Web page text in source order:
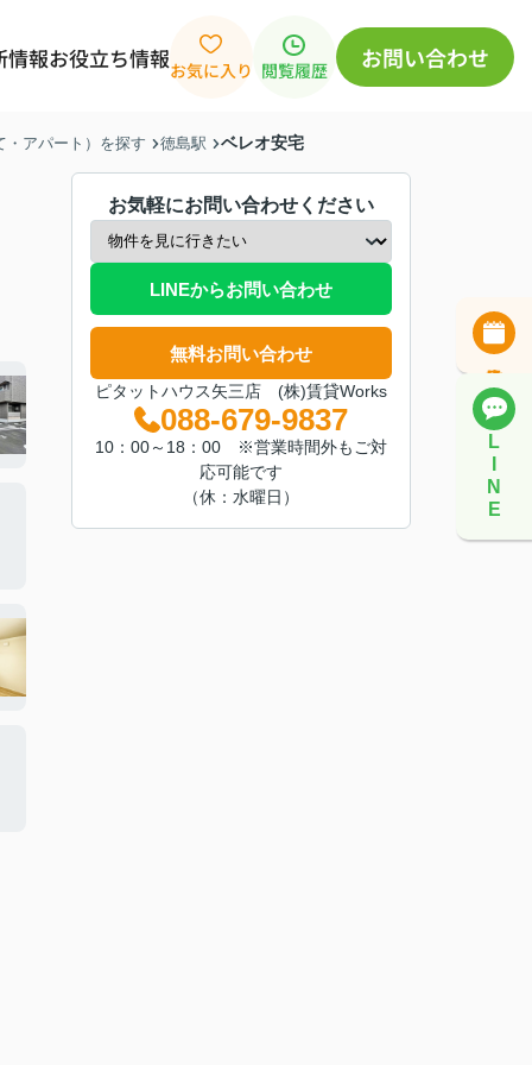
情報お役立ち情報お気に入り 閲覧履歴 お問い合わせ
L
N
E
・アパート）を探す 徳島駅 ベレオ安宅
お気軽にお問い合わせください
LINEからお問い合わせ
無料お問い合わせ
ピタットハウス矢三店 (株)賃貸Works
088-679-9837
10：00～18：00 ※営業時間外もご対
応可能です
（休：水曜日）